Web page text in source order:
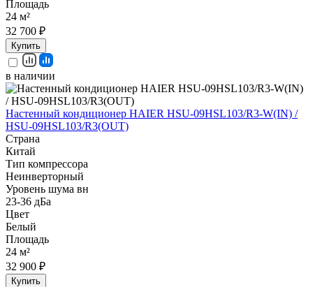
Площадь
24 м²
32 700 ₽
Купить
в наличии
Настенный кондиционер HAIER HSU-09HSL103/R3-W(IN) /
HSU-09HSL103/R3(OUT)
Страна
Китай
Тип компрессора
Неинверторный
Уровень шума вн
23-36 дБа
Цвет
Белый
Площадь
24 м²
32 900 ₽
Купить